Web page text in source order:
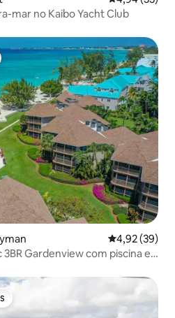
mar no Kaibo Yacht Club
4,92 de uma
4,92 (39)
Gardenview com piscina e
dos hóspedes